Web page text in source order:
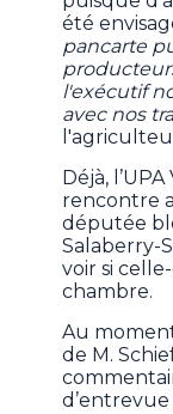
été
pancarte
l'exécutif
avec nos
Déjà,
rencontre
députée
Salaberry-
voir si
chambre.
Au
de M.
d’entrevue